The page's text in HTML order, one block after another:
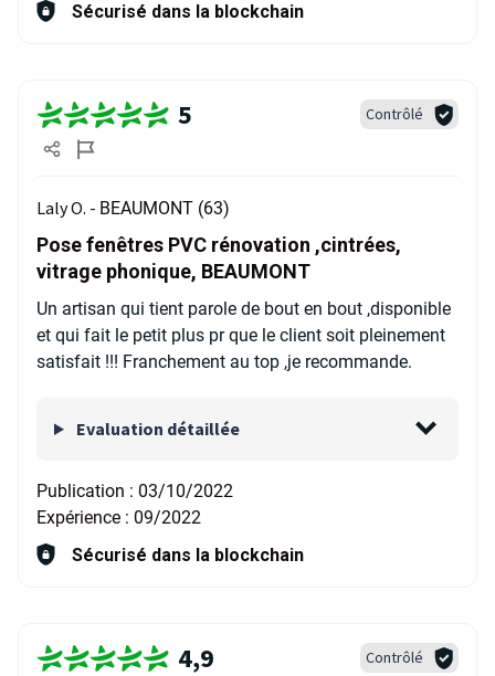
Sécurisé dans la blockchain
5 Contrôlé
Laly O. - BEAUMONT (63)
Pose fenêtres PVC rénovation ,cintrées,
vitrage phonique, BEAUMONT
Un artisan qui tient parole de bout en bout ,disponible
et qui fait le petit plus pr que le client soit pleinement
satisfait !!! Franchement au top ,je recommande.
Evaluation détaillée
Publication : 03/10/2022
Expérience : 09/2022
Sécurisé dans la blockchain
4,9 Contrôlé